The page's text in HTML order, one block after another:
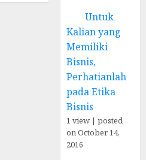
Untuk
Kalian yang
Memiliki
Bisnis,
Perhatianlah
pada Etika
Bisnis
1 view |posted
on October 14,
2016